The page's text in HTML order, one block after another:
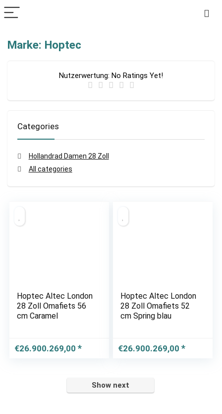
Marke: Hoptec
Nutzerwertung: No Ratings Yet!
Categories
Hollandrad Damen 28 Zoll
All categories
Hoptec Altec London
28 Zoll Omafiets 56
cm Caramel
€26.900.269,00
Hoptec Altec London
28 Zoll Omafiets 52
cm Spring blau
€26.900.269,00
Show next